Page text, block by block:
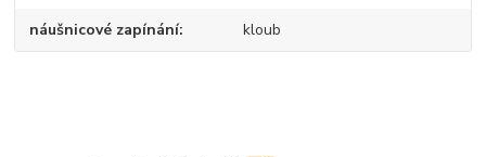
náušnicové zapínání kloub